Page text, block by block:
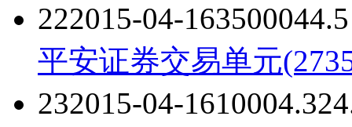
222015-04-163500044.5
平安证券交易单元
232015-04-1610004.32